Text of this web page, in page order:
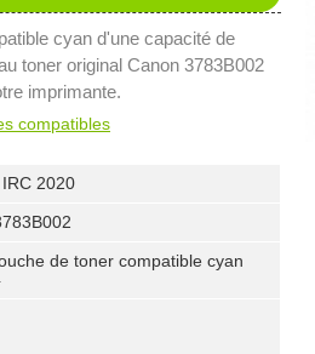
cyan d'une capacité de
toner original Canon 3783B002
imprimante.
compatibles
2020
de toner compatible cyan